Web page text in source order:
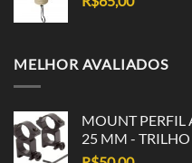
MELHOR AVALIADOS
MOUNT PERFIL
25 MM -